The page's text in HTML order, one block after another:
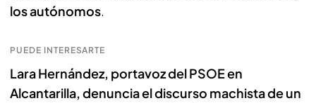
los autónomos.
PUEDE INTERESARTE
Lara Hernández, portavoz del PSOE en
Alcantarilla, denuncia el discurso machista de un